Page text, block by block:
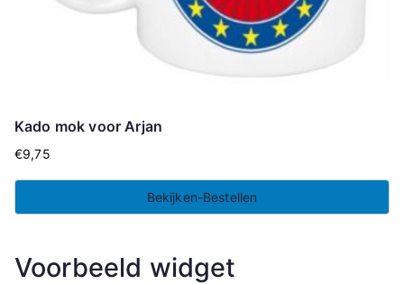
Kado mok voor Arjan
€9,75
Bekijken-Bestellen
Voorbeeld widget